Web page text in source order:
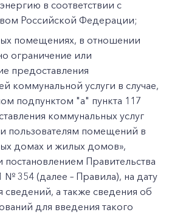
в соответствии с
Российской Федерации;
помещениях, в отношении
ограничение или
предоставления
коммунальной услуги в случае,
подпунктом "а" пункта 117
коммунальных услуг
пользователям помещений в
домах и жилых домов»,
Правительства
№ 354 (далее – Правила), на дату
сведений, а также сведения об
для введения такого